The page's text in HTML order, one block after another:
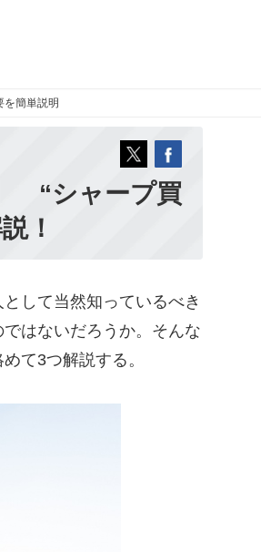
を簡単説明
“シャープ買
！
して当然知っているべき
はないだろうか。そんな
て3つ解説する。